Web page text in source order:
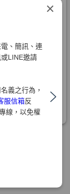
×
、簡訊、連
LINE邀請
義之行為，
服信箱反
線，以免權